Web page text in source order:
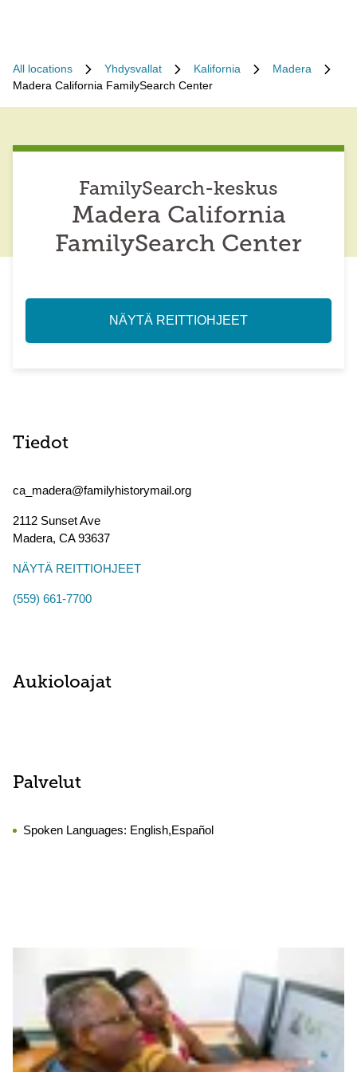
All locations Yhdysvallat Kalifornia
Madera
Madera California FamilySearch Center
FamilySearch-keskus
Madera California
FamilySearch Center
NÄYTÄ REITTIOHJEET
Tiedot
ca_madera@familyhistorymail.org
2112 Sunset Ave
Madera, CA93637
NÄYTÄ REITTIOHJEET
(559) 661-7700
Aukioloajat
Palvelut
Spoken Languages: English,Español